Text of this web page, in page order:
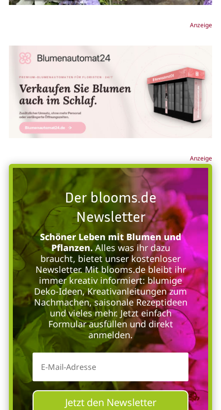
Anzeige
Anzeige
Der blooms.de
Newsletter
Schöner Leben mit Blumen und
Pflanzen.Alles was ihr dazu
braucht, bietet unser kostenloser
Newsletter. Mit blooms.de bleibt ihr
immer kreativ informiert: blumige
Deko-Ideen, Kreativanleitungen zum
Nachmachen, saisonale Rezeptideen
und vieles mehr. Jetzt einfach
Formular ausfüllen und direkt
anmelden.
Jetzt den Newsletter